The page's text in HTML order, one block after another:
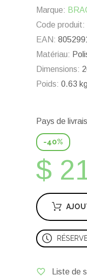
Marque:
Code produit:
EAN:
Matériau:
Dimensions:
Poids: 0.63
Pays de
-40%
$
Liste de